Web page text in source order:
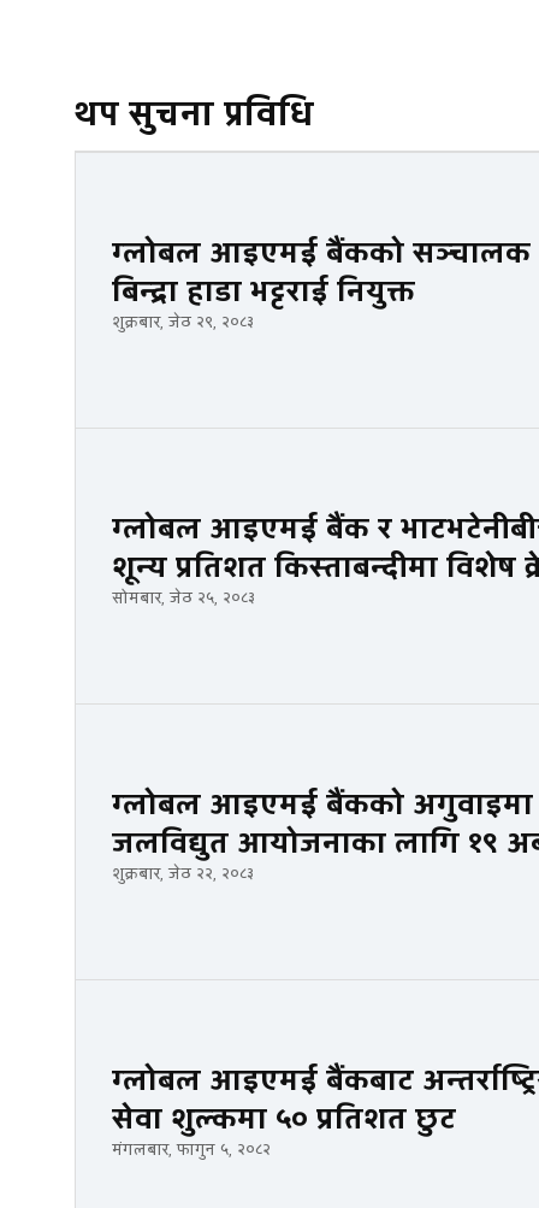
थप सुचना प्रविधि
ग्लोबल आइएमई बैंकको सञ्चालक
बिन्द्रा हाडा भट्टराई नियुक्त
शुक्रबार, जेठ २९, २०८३
ग्लोबल आइएमई बैंक र
शून्य प्रतिशत किस्ताबन्दीमा विशेष
सोमबार, जेठ २५, २०८३
ग्लोबल आइएमई बैंकको अगुवाइमा
जलविद्युत आयोजनाका लागि १९
शुक्रबार, जेठ २२, २०८३
ग्लोबल आइएमई बैंकबाट
सेवा शुल्कमा ५० प्रतिशत छुट
मंगलबार, फागुन ५, २०८२